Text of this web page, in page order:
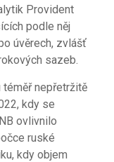
Provident
podle něj
úvěrech, zvlášť
sazeb.
téměř nepřetržitě
kdy se
ovlivnilo
ruské
kdy objem